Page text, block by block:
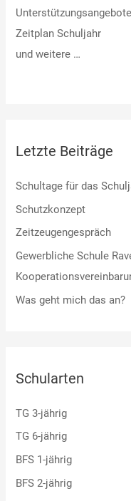
Unterstützungsangebote
Zeitplan Schuljahr
und weitere …
Letzte Beiträge
Schultage für das
Schutzkonzept
Zeitzeugengespräch
Gewerbliche Schule
Was geht mich das an?
Schularten
TG 3-jährig
TG 6-jährig
BFS 1-jährig
BFS 2-jährig